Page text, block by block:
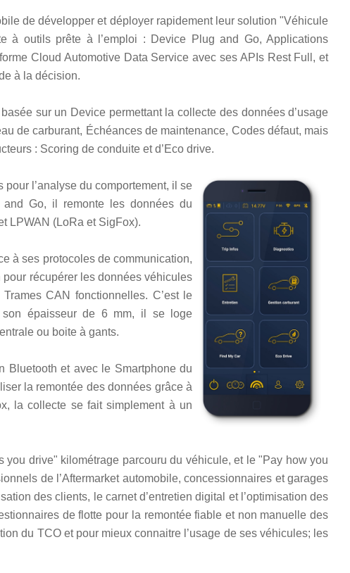
de développer et déployer rapidement leur solution "Véhicule
à outils prête à l’emploi : Device Plug and Go, Applications
Cloud Automotive Data Service avec ses APIs Rest Full, et
à la décision.
sur un Device permettant la collecte des données d’usage
de carburant, Échéances de maintenance, Codes défaut, mais
: Scoring de conduite et d’Eco drive.
pour l’analyse du comportement, il se
Go, il remonte les données du
LPWAN (LoRa et SigFox).
à ses protocoles de communication,
récupérer les données véhicules
CAN fonctionnelles. C’est le
épaisseur de 6 mm, il se loge
ou boite à gants.
Bluetooth et avec le Smartphone du
la remontée des données grâce à
la collecte se fait simplement à un
drive" kilométrage parcouru du véhicule, et le "Pay how you
de l’Aftermarket automobile, concessionnaires et garages
des clients, le carnet d’entretien digital et l’optimisation des
de flotte pour la remontée fiable et non manuelle des
du TCO et pour mieux connaitre l’usage de ses véhicules; les